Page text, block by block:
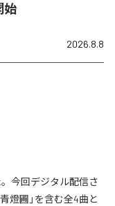
始
2026.8.8
今回デジタル配信さ
青燈圃」を含む全4曲と